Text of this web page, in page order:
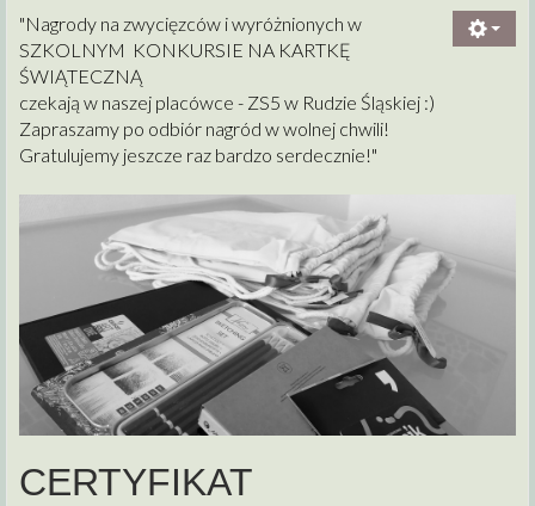
"Nagrody na zwycięzców i wyróżnionych w
SZKOLNYM KONKURSIE NA KARTKĘ
ŚWIĄTECZNĄ
czekają w naszej placówce - ZS5 w Rudzie Śląskiej :)
Zapraszamy po odbiór nagród w wolnej chwili!
Gratulujemy jeszcze raz bardzo serdecznie!"
CERTYFIKAT